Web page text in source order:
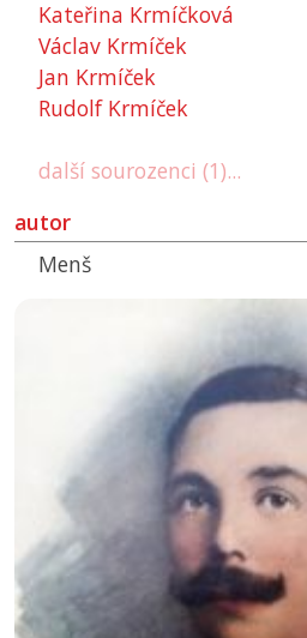
Kateřina Krmíčková
Václav Krmíček
Jan Krmíček
Rudolf Krmíček
další sourozenci (1)...
autor
Menš